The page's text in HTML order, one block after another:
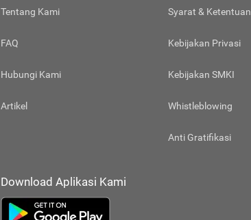
Tentang Kami
FAQ
Hubungi Kami
Artikel
Syarat & Ketentuan
Kebijakan Privasi
Kebijakan SMKI
Whistleblowing
Anti Gratifikasi
Download Aplikasi Kami